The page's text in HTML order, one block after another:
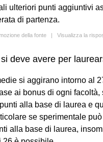
ulteriori punti aggiuntivi
di partenza.
della fonte | Visualizza la
deve avere per
si aggirano intorno al
ai bonus di ogni facoltà,
alla base di laurea e
se sperimentale
alla base di laurea,